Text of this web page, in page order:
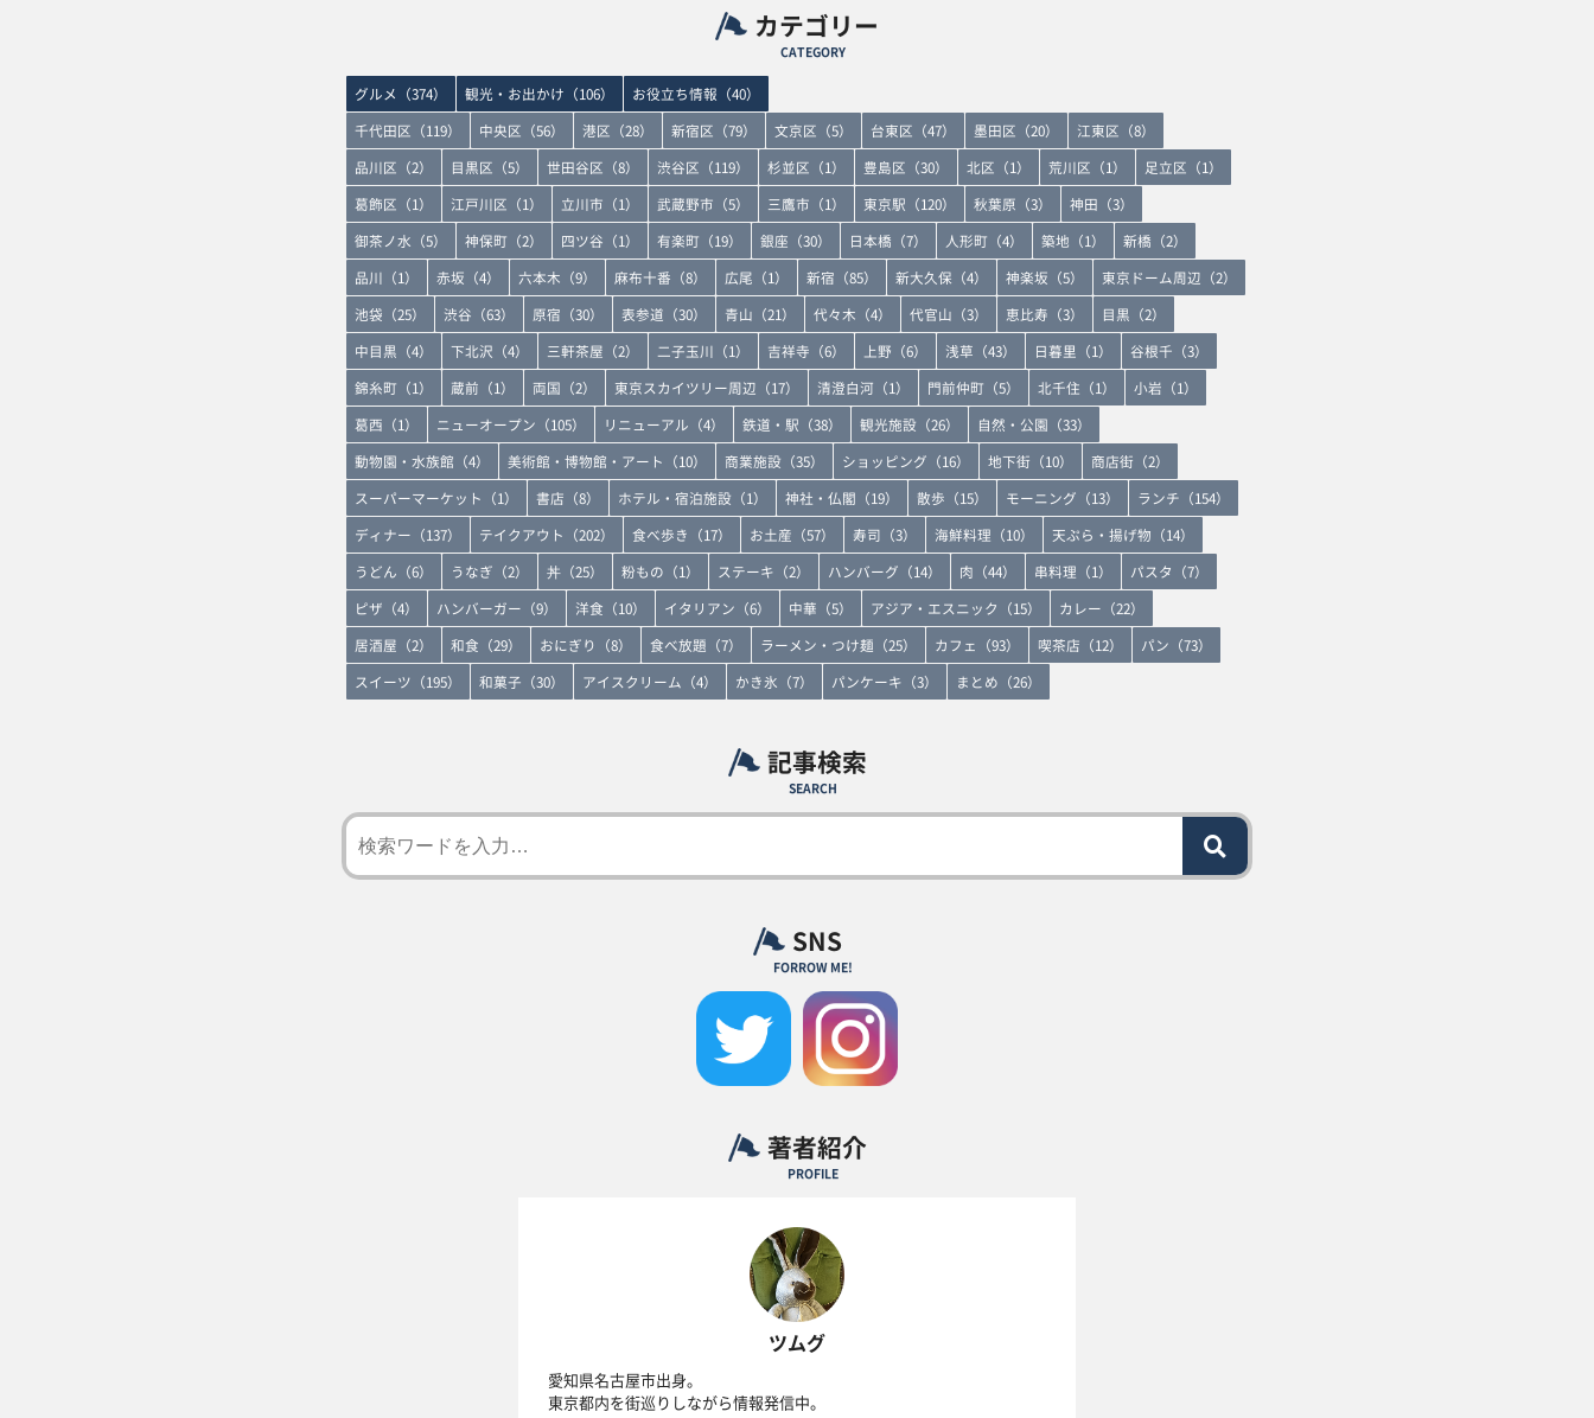
カテゴリー
CATEGORY
グルメ（374） 観光・お出かけ（106）
お役立ち情報（40）
千代田区（119）
中央区（56） 港区（28） 新宿区（79） 文京区（5） 台東区（47） 墨田区（20）
江東区（8）
品川区（2）
目黒区（5） 世田谷区（8） 渋谷区（119） 杉並区（1） 豊島区（30） 北区（1） 荒川区（1）
足立区（1）
葛飾区（1）
江戸川区（1） 立川市（1） 武蔵野市（5） 三鷹市（1） 東京駅（120） 秋葉原（3）
神田（3）
御茶ノ水（5）
神保町（2） 四ツ谷（1） 有楽町（19） 銀座（30） 日本橋（7） 人形町（4） 築地（1）
新橋（2）
品川（1）
赤坂（4） 六本木（9） 麻布十番（8） 広尾（1） 新宿（85） 新大久保（4） 神楽坂（5）
東京ドーム周辺（2）
池袋（25）
渋谷（63） 原宿（30） 表参道（30） 青山（21） 代々木（4） 代官山（3） 恵比寿（3）
目黒（2）
中目黒（4）
下北沢（4） 三軒茶屋（2） 二子玉川（1） 吉祥寺（6） 上野（6） 浅草（43） 日暮里（1）
谷根千（3）
錦糸町（1）
蔵前（1） 両国（2） 東京スカイツリー周辺（17） 清澄白河（1） 門前仲町（5） 北千住（1）
小岩（1）
葛西（1）
ニューオープン（105） リニューアル（4） 鉄道・駅（38） 観光施設（26）
自然・公園（33）
動物園・水族館（4）
美術館・博物館・アート（10） 商業施設（35） ショッピング（16） 地下街（10）
商店街（2）
スーパーマーケット（1）
書店（8） ホテル・宿泊施設（1） 神社・仏閣（19） 散歩（15） モーニング（13）
ランチ（154）
ディナー（137）
テイクアウト（202） 食べ歩き（17） お土産（57） 寿司（3） 海鮮料理（10）
天ぷら・揚げ物（14）
うどん（6）
うなぎ（2） 丼（25） 粉もの（1） ステーキ（2） ハンバーグ（14） 肉（44） 串料理（1）
パスタ（7）
ピザ（4）
ハンバーガー（9） 洋食（10） イタリアン（6） 中華（5） アジア・エスニック（15）
カレー（22）
居酒屋（2）
和食（29） おにぎり（8） 食べ放題（7） ラーメン・つけ麺（25） カフェ（93） 喫茶店（12）
パン（73）
スイーツ（195）
和菓子（30） アイスクリーム（4） かき氷（7） パンケーキ（3） まとめ（26）
記事検索
SEARCH
SNS
FORROW ME!
著者紹介
PROFILE
ツムグ
愛知県名古屋市出身。
東京都内を街巡りしながら情報発信中。